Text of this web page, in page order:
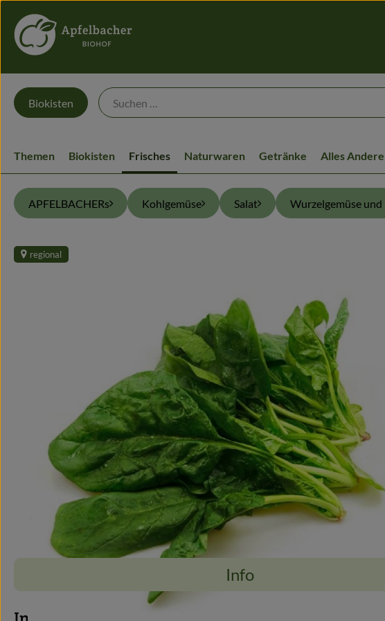
Biokisten
Themen Biokisten Frisches Naturwaren Getränke Alles Andere
APFELBACHERs Kohlgemüse Salat Wurzelgemüse
regional
Info